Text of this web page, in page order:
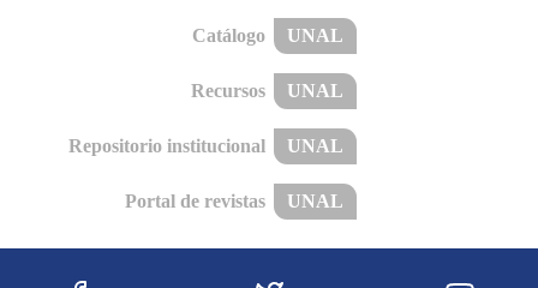
Catálogo UNAL
Recursos UNAL
Repositorio institucional UNAL
Portal de revistas UNAL